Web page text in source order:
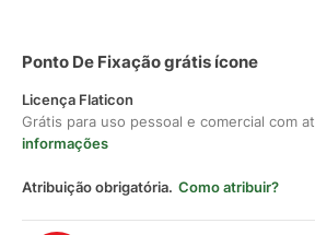
Ponto De Fixação grátis ícone
Licença Flaticon
Grátis para uso pessoal e comercial com
informações
Atribuição obrigatória. Como atribuir?